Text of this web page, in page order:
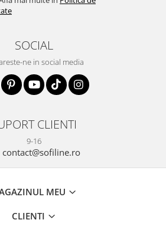
SOCIAL
ne in social media
CLIENTI
9-16
contact@sofiline.ro
MEU
CLIENTI